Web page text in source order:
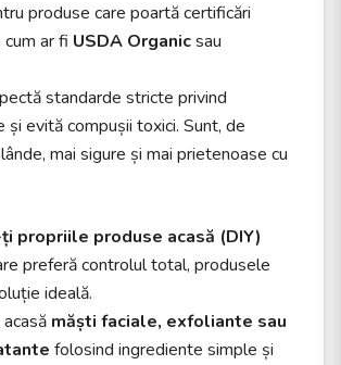
produse care poartă certificări
ar fi USDA Organicsau
standarde stricte privind
și evită compușii toxici. Sunt, de
mai sigure și mai prietenoase cu
propriile produse acasă (DIY)
preferă controlul total, produsele
ideală.
măști faciale, exfoliante sau
folosind ingrediente simple și